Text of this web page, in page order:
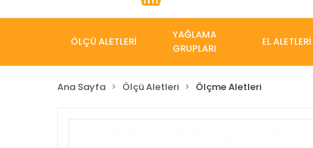
ÖLÇÜ ALETLERİ
YAĞLAMA
GRUPLARI
EL ALETLERİ
Ana Sayfa Ölçü Aletleri Ölçme Aletleri